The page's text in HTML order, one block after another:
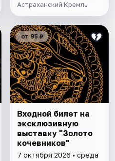
Астраханский Кремль
от 95 ₽
Входной билет на
эксклюзивную
выставку "Золото
кочевников"
7 октября 2026 • среда